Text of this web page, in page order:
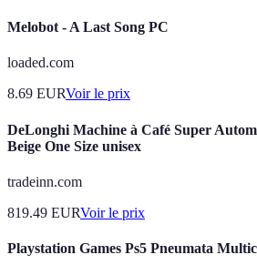
Melobot - A Last Song PC
loaded.com
8.69 EURVoir le prix
DeLonghi Machine à Café Super
Beige One Size unisex
tradeinn.com
819.49 EURVoir le prix
Playstation Games Ps5 Pneumata